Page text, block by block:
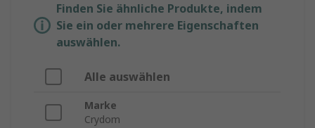
Finden Sie ähnliche Produkte, indem
Sie ein oder mehrere Eigenschaften
auswählen.
Alle auswählen
Marke
Crydom